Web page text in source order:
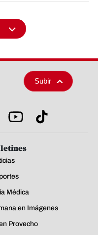
Subir
Médica
en Imágenes
Provecho